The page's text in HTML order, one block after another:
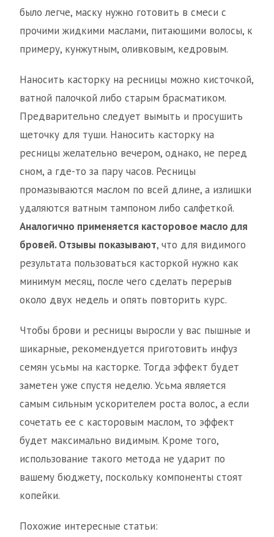
было легче, маску нужно готовить в смеси с
прочими жидкими маслами, питающими волосы, к
примеру, кунжутным, оливковым, кедровым.
Наносить касторку на ресницы можно кисточкой,
ватной палочкой либо старым брасматиком.
Предварительно следует вымыть и просушить
щеточку для туши. Наносить касторку на
ресницы желательно вечером, однако, не перед
сном, а где-то за пару часов. Ресницы
промазываются маслом по всей длине, а излишки
удаляются ватным тампоном либо салфеткой.
Аналогично применяется касторовое масло для
бровей. Отзывы показывают, что для видимого
результата пользоваться касторкой нужно как
минимум месяц, после чего сделать перерыв
около двух недель и опять повторить курс.
Чтобы брови и ресницы выросли у вас пышные и
шикарные, рекомендуется приготовить инфуз
семян усьмы на касторке. Тогда эффект будет
заметен уже спустя неделю. Усьма является
самым сильным ускорителем роста волос, а если
сочетать ее с касторовым маслом, то эффект
будет максимально видимым. Кроме того,
использование такого метода не ударит по
вашему бюджету, поскольку компоненты стоят
копейки.
Похожие интересные статьи: